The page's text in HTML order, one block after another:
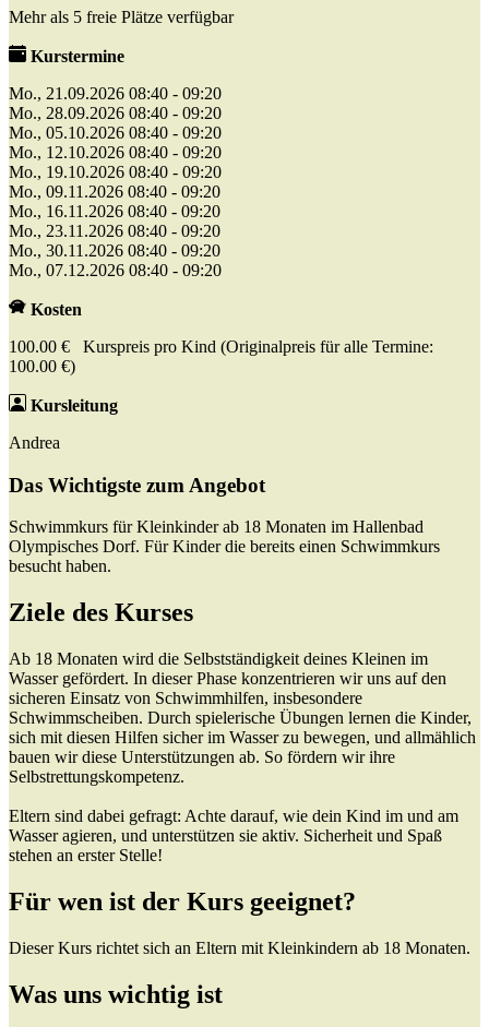
Mehr als 5 freie Plätze verfügbar
Kurstermine
Mo., 21.09.2026 08:40 - 09:20
Mo., 28.09.2026 08:40 - 09:20
Mo., 05.10.2026 08:40 - 09:20
Mo., 12.10.2026 08:40 - 09:20
Mo., 19.10.2026 08:40 - 09:20
Mo., 09.11.2026 08:40 - 09:20
Mo., 16.11.2026 08:40 - 09:20
Mo., 23.11.2026 08:40 - 09:20
Mo., 30.11.2026 08:40 - 09:20
Mo., 07.12.2026 08:40 - 09:20
Kosten
100.00 € Kurspreis pro Kind (Originalpreis für alle Termine:
100.00 €)
Kursleitung
Andrea
Das Wichtigste zum Angebot
Schwimmkurs für Kleinkinder ab 18 Monaten im Hallenbad
Olympisches Dorf. Für Kinder die bereits einen Schwimmkurs
besucht haben.
Ziele des Kurses
Ab 18 Monaten wird die Selbstständigkeit deines Kleinen im
Wasser gefördert. In dieser Phase konzentrieren wir uns auf den
sicheren Einsatz von Schwimmhilfen, insbesondere
Schwimmscheiben. Durch spielerische Übungen lernen die Kinder,
sich mit diesen Hilfen sicher im Wasser zu bewegen, und allmählich
bauen wir diese Unterstützungen ab. So fördern wir ihre
Selbstrettungskompetenz.
Eltern sind dabei gefragt: Achte darauf, wie dein Kind im und am
Wasser agieren, und unterstützen sie aktiv. Sicherheit und Spaß
stehen an erster Stelle!
Für wen ist der Kurs geeignet?
Dieser Kurs richtet sich an Eltern mit Kleinkindern ab 18 Monaten.
Was uns wichtig ist